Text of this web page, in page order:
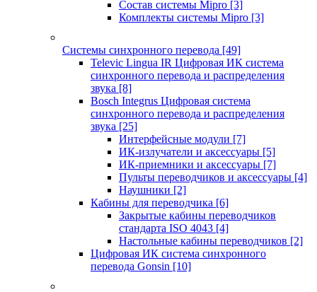
Состав системы Mipro [3]
Комплекты системы Mipro [3]
Системы синхронного перевода [49]
Televic Lingua IR Цифровая ИК система
синхронного перевода и распределения
звука [8]
Bosch Integrus Цифровая система
синхронного перевода и распределения
звука [25]
Интерфейсные модули [7]
ИК-излучатели и аксессуары [5]
ИК-приемники и аксессуары [7]
Пульты переводчиков и аксессуары [4]
Наушники [2]
Кабины для переводчика [6]
Закрытые кабины переводчиков
стандарта ISO 4043 [4]
Настольные кабины переводчиков [2]
Цифровая ИК система синхронного
перевода Gonsin [10]